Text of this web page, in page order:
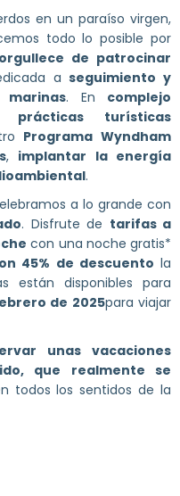
en un paraíso virgen,
todo lo posible por
de patrocinar
aseguimiento y
. En complejo
prácticas turísticas
Programa Wyndham
, implantar la energía
.
a lo grande con
. Disfrute de tarifas a
con una noche gratis*
45% de descuento la
están disponibles para
de 2025para viajar
unas vacaciones
que realmente se
todos los sentidos de la